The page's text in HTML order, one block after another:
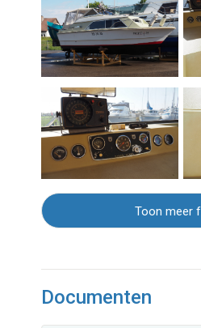
Toon meer
Documenten